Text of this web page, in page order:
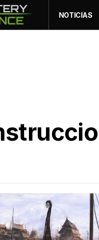
NOTICIAS